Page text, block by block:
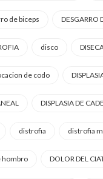
de biceps DESGARRO
disco
de codo
DISPLASIA DE
distrofia distrofia
hombro DOLOR DEL